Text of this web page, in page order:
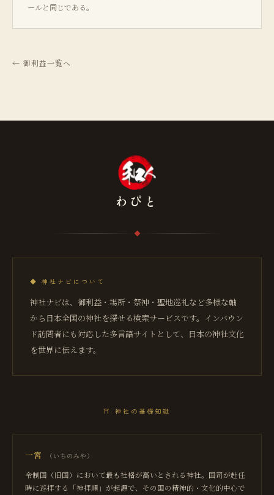
ールと同じである。
← 御利益一覧へ
わびと
◆ 神社ナビについて
神社ナビは、御利益・場所・祭神・聖地巡礼など多様な軸
から日本全国の神社を探せる検索サービスです。インバウン
ド訪問者にも対応した多言語サイトとして、日本の神社文化
を世界に伝えます。
⛩ 神社の基礎知識
一宮 （ いちのみや ）
令制国（旧国）において最も社格が高いとされる神社。国司が赴任
時に巡拝する「神拝順」が起源で、その国の精神的・文化的中心で